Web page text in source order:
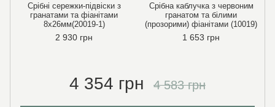
Срібні сережки-підвіски з
гранатами та фіанітами
8х26мм(20019-1)
2 930 грн
Срібна каблучка з червоним
гранатом та білими
(прозорими) фіанітами (10019)
1 653 грн
4 354 грн 4 583 грн